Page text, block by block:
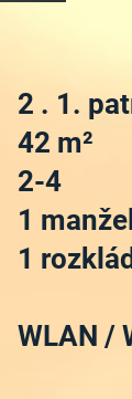
2 . 1.
42 m²
2-4
1
1
WLAN /